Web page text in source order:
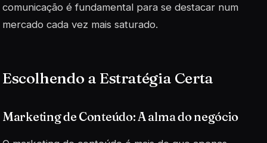
comunicação é fundamental para se destacar num
mercado cada vez mais saturado.
Escolhendo a Estratégia Certa
Marketing de Conteúdo: A alma do negócio